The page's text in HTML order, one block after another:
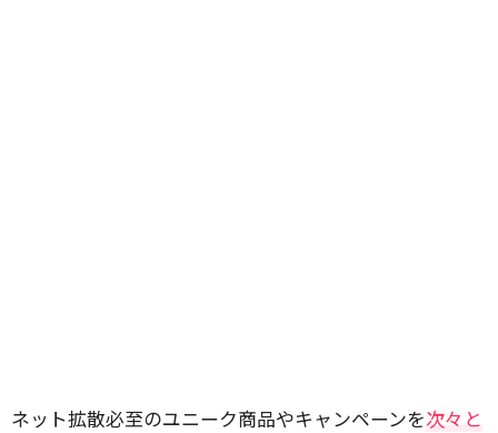
ネット拡散必至のユニーク商品やキャンペーンを次々と